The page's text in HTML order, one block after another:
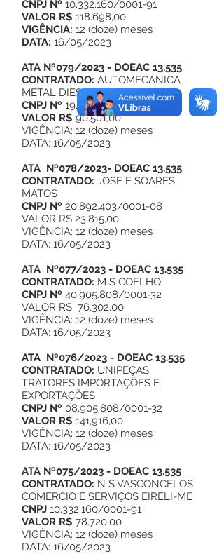
CNPJ Nº 10.332.160/0001-91
VALOR R$ 118.698,00
VIGÊNCIA: 12 (doze) meses
DATA: 16/05/2023
ATA Nº079/2023 - DOEAC 13.535
CONTRATADO: AUTOMECANICA
METAL DIESEL LTDA
CNPJ Nº 19.064.790/0001-05
VALOR R$ 90.501,00
VIGÊNCIA: 12 (doze) meses
DATA: 16/05/2023
ATA Nº078/2023- DOEAC 13.535
CONTRATADO: JOSE E SOARES
MATOS
CNPJ Nº 20.892.403/0001-08
VALOR R$ 23.815,00
VIGÊNCIA: 12 (doze) meses
DATA: 16/05/2023
ATA Nº077/2023 - DOEAC 13.535
CONTRATADO: M S COELHO
CNPJ Nº 40.905.808/0001-32
VALOR R$ 76,302,00
VIGÊNCIA: 12 (doze) meses
DATA: 16/05/2023
ATA Nº076/2023 - DOEAC 13.535
CONTRATADO: UNIPEÇAS
TRATORES IMPORTAÇÕES E
EXPORTAÇÕES
CNPJ Nº 08.905.808/0001-32
VALOR R$ 141,916,00
VIGÊNCIA: 12 (doze) meses
DATA: 16/05/2023
ATA Nº075/2023 - DOEAC 13.535
CONTRATADO: N S VASCONCELOS
COMERCIO E SERVIÇOS EIRELI-ME
CNPJ 10.332.160/0001-91
VALOR R$ 78.720,00
VIGÊNCIA: 12 (doze) meses
DATA: 16/05/2023